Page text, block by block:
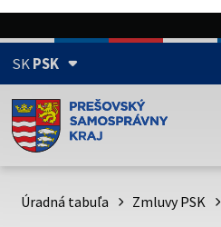
SKPSK
Doména psk.sk je oficiálna
Toto je oficiálna webová stránka
psk.sk.
Úradná tabuľa Zmluvy PSK